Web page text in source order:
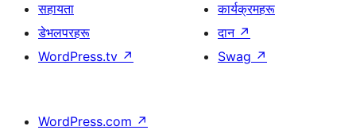
सहायता
डेभलपरहरू
WordPress.tv ↗
कार्यक्रमहरू
दान ↗
Swag ↗
WordPress.com ↗